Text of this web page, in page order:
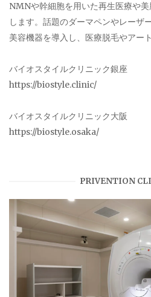
NMNや幹細胞を用いた再生医療や
します。話題のダーマペンやレーザ
美容機器を導入し、医療脱毛やアー
バイオスタイルクリニック銀座
https://biostyle.clinic/
バイオスタイルクリニック大阪
https://biostyle.osaka/
PRIVENTION